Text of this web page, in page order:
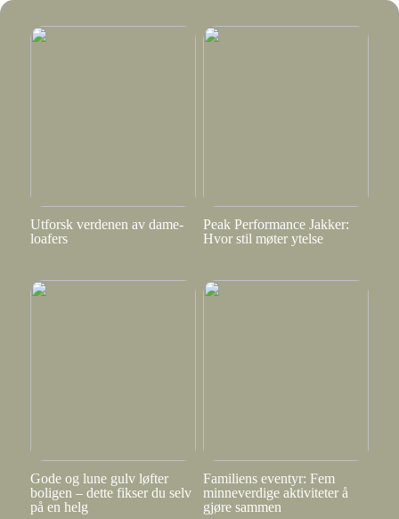
Utforsk verdenen av dame-
loafers
Peak Performance Jakker:
Hvor stil møter ytelse
Gode og lune gulv løfter
boligen – dette fikser du selv
på en helg
Familiens eventyr: Fem
minneverdige aktiviteter å
gjøre sammen